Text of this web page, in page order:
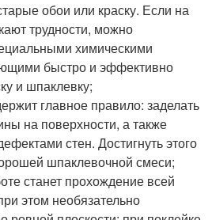
обои или краску. Если на
трудности, можно
химическими
быстро и эффективно
и шпаклевку;
главное правило: заделать
на поверхности, а также
стен. Достигнуть этого
шпаклевочной смеси;
станет прохождение всей
этом необязательно